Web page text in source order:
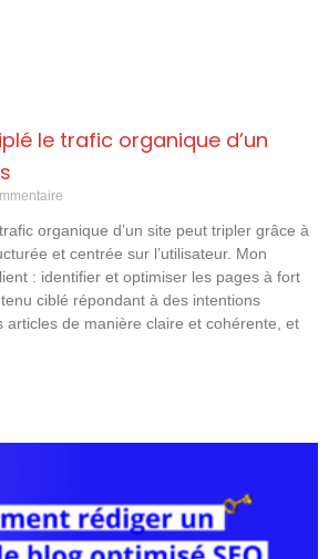
le trafic organique d’un
organique d’un site peut tripler grâce à
et centrée sur l’utilisateur. Mon
: identifier et optimiser les pages à fort
ciblé répondant à des intentions
articles de manière claire et cohérente, et